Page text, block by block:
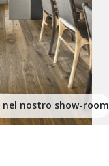
nel nostro show-room